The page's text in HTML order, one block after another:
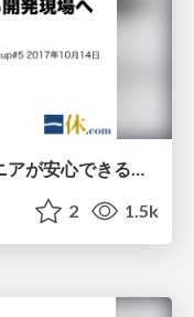
2 1.5k